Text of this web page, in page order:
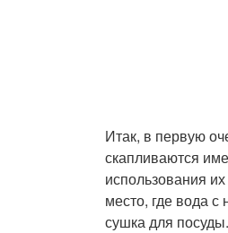
Итак, в первую
скапливаются
использования
место, где вода
сушка для